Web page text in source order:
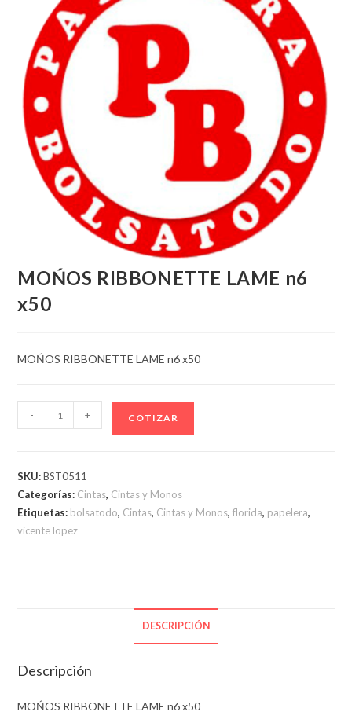
MOŃOS RIBBONETTE LAME n6
x50
MOŃOS RIBBONETTE LAME n6 x50
MOŃOS
RIBBONETTE
x50
cantidad
- + COTIZAR
SKU:BST0511
Categorías: Cintas, Cintas y Monos
Etiquetas: bolsatodo, Cintas, Cintas y Monos,florida, papelera,
vicente lopez
DESCRIPCIÓN
Descripción
MOŃOS RIBBONETTE LAME n6 x50